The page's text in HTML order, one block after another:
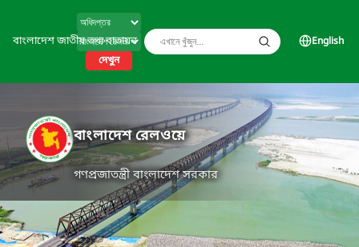
বাংলাদেশ জাতীয় তথ্য বাতায়ন
দেখুন
English
বাংলাদেশ রেলওয়ে
গণপ্রজাতন্ত্রী বাংলাদেশ সরকার